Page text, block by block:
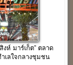
งห์ มาร์เก็ต” ตลาด
เลใจกลางชุมชน